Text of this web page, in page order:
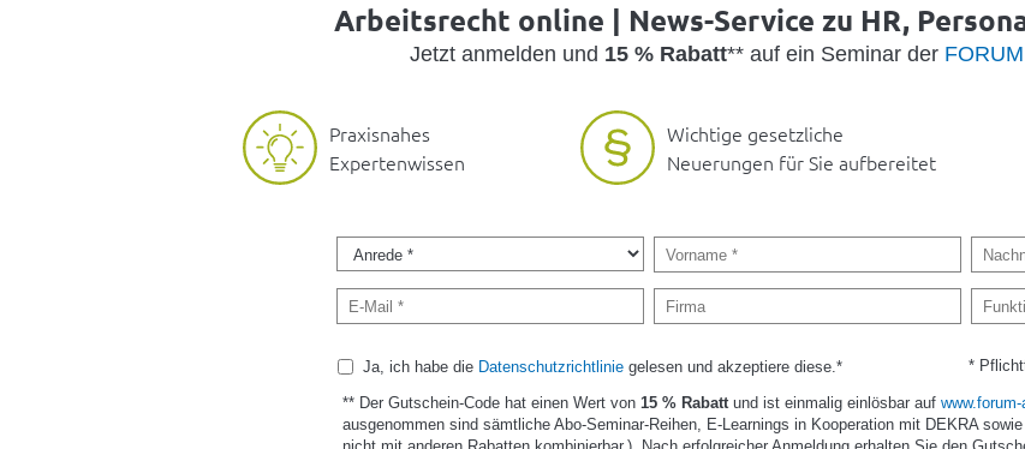
Arbeitsrecht online | News-Service zu HR,
Jetzt anmelden und 15 % Rabatt** auf ein Seminar der
Praxisnahes
Expertenwissen
Wichtige gesetzliche
Neuerungen für Sie aufbereitet
Ja, ich habe die Datenschutzrichtliniegelesen und akzeptiere diese.* *
** Der Gutschein-Code hat einen Wert von 15 % Rabattund ist einmalig einlösbar auf
ausgenommen sind sämtliche Abo-Seminar-Reihen, E-Learnings in Kooperation mit DEKRA